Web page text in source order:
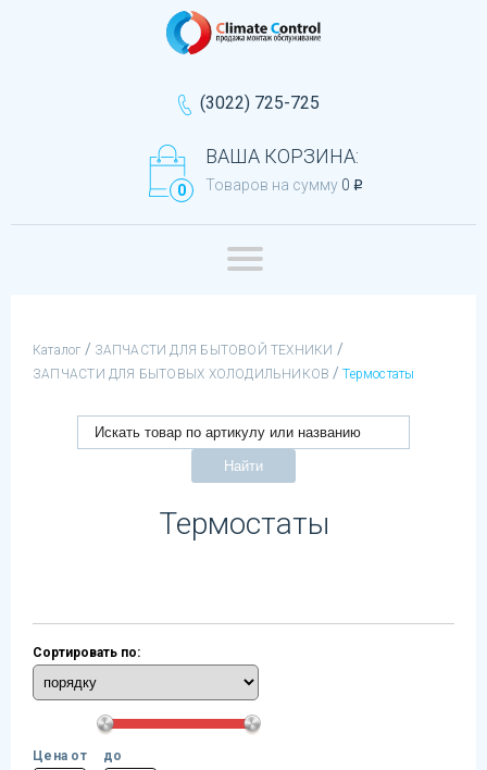
(3022) 725-725
0
ВАША КОРЗИНА:
Товаров на сумму 0 q
Каталог / ЗАПЧАСТИ ДЛЯ БЫТОВОЙ ТЕХНИКИ /
ЗАПЧАСТИ ДЛЯ БЫТОВЫХ ХОЛОДИЛЬНИКОВ /Термостаты
Найти
Термостаты
Сортировать по:
Цена от
до